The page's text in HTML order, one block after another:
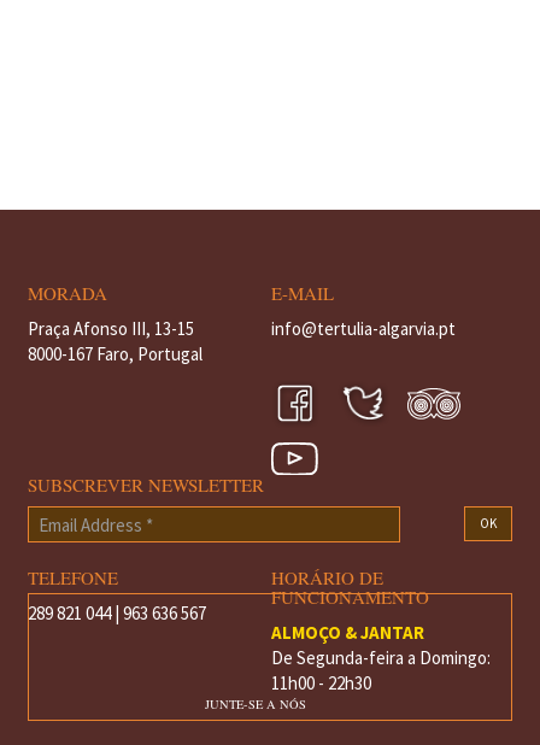
MORADA
Praça Afonso III, 13-15
8000-167 Faro, Portugal
E-MAIL
info@tertulia-algarvia.pt
SUBSCREVER NEWSLETTER
Email
Address
*
OK
TELEFONE
289 821 044 | 963 636 567
HORÁRIO DE
FUNCIONAMENTO
ALMOÇO & JANTAR
De Segunda-feira a Domingo:
11h00 - 22h30
JUNTE-SE A NÓS